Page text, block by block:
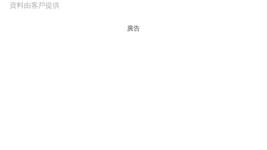
資料由客戶提供
廣告